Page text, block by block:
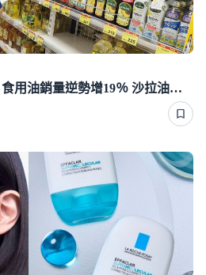
中聯致癌油效應！NIQ：食用油銷量逆勢增19％ 沙拉油占比慘跌近半